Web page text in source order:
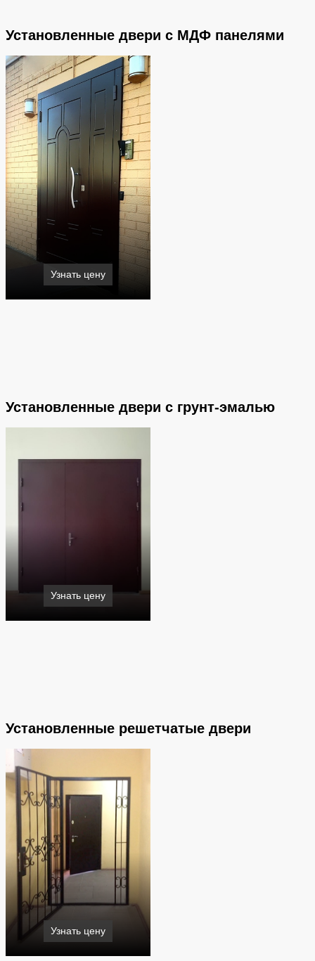
Установленные двери с МДФ панелями
Узнать цену
Установленные двери с грунт-эмалью
Узнать цену
Установленные решетчатые двери
Узнать цену